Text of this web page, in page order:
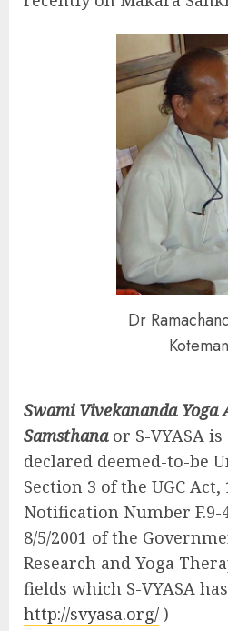
Dr
Swami Vivekananda Yoga
Samsthana or S-VYASA
declared deemed-to-be
Section 3 of the UGC Act,
Notification Number F.9-
8/5/2001 of the
Research and Yoga
fields which S-VYASA
http://svyasa.org/ )